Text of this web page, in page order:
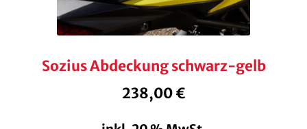
Sozius Abdeckung schwarz-gelb
238,00€